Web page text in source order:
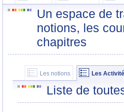
Un espace de
notions, les
chapitres
Les notions Les
Liste de